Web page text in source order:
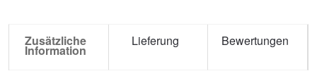
Zusätzliche
Information
Lieferung Bewertungen